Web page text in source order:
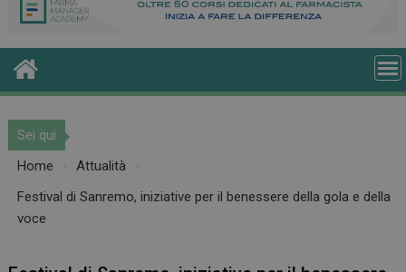
Sei qui
Home
Attualità
Festival di Sanremo, iniziative per il benessere della gola e della
voce